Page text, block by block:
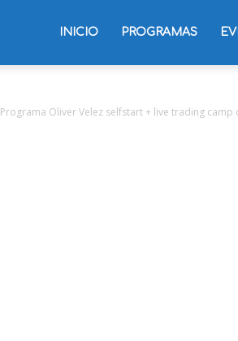
INICIO PROGRAMAS
Programa Oliver Velez selfstart + live trading camp